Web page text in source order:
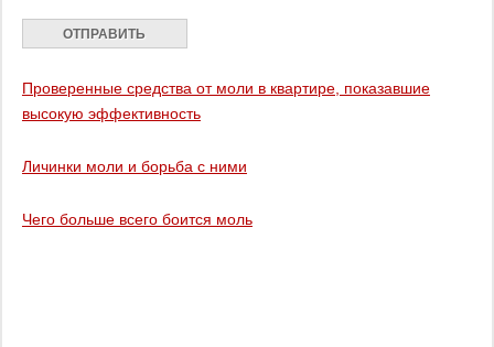
Проверенные средства от моли в квартире, показавшие
высокую эффективность
Личинки моли и борьба с ними
Чего больше всего боится моль